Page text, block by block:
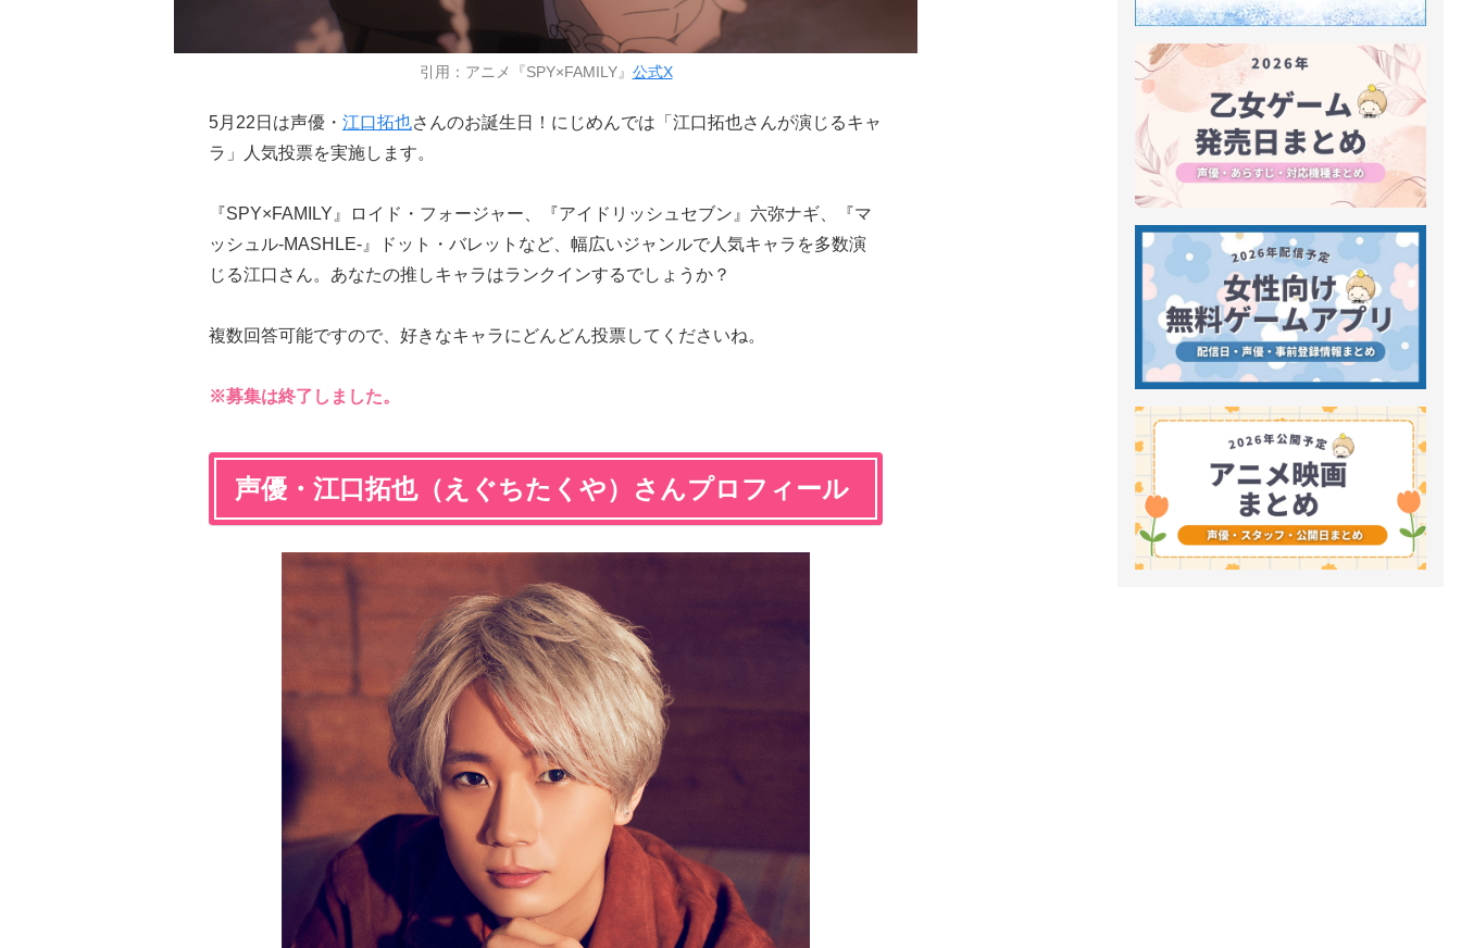
引用：アニメ『SPY×FAMILY』 公式X
5月22日は声優・ 江口拓也さんのお誕生日！にじめんでは「江口拓也さんが演じるキャ
ラ」人気投票を実施します。
『SPY×FAMILY』ロイド・フォージャー、『アイドリッシュセブン』六弥ナギ、『マ
ッシュル-MASHLE-』ドット・バレットなど、幅広いジャンルで人気キャラを多数演
じる江口さん。あなたの推しキャラはランクインするでしょうか？
複数回答可能ですので、好きなキャラにどんどん投票してくださいね。
※募集は終了しました。
声優・江口拓也（えぐちたくや）さんプロフィール